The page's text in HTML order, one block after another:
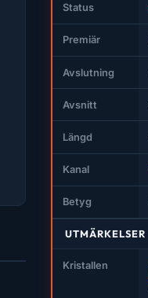
Status
Premiär
Avslutning
Avsnitt
Längd
Kanal
Betyg
UTMÄRKELSER
Kristallen